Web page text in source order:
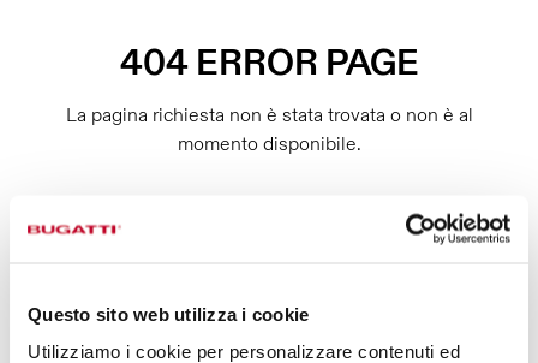
Questo sito web utilizza i cookie
Utilizziamo i cookie per personalizzare contenuti ed
404 ERROR PAGE
La pagina richiesta non è stata trovata o non è al
momento disponibile.